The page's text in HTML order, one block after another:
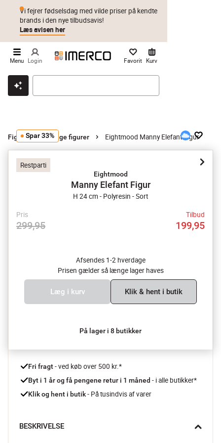
Klik & hent Byt i 1 år Prismatch
Vi fejrer fødselsdag med vilde priser på kendte
brands i den nye tilbudsavis!
Læs avisen her
Menu Login Favorit Kurv
Figurer Øvrige figurer Eightmood Manny Elefant Figur
Restparti
Spar 33%
Eightmood
Manny Elefant Figur
H 24 cm - Polyresin - Sort
Pris
299,95
Tilbud
199,95
Afsendes 1-2 hverdage
Prisen gælder så længe lager haves
Læg i kurv Klik & hent i butik
På lager i 8 butikker
Fri fragt - ved køb over 500 kr.*
Byt i 1 år og få pengene retur i 1 måned - i alle butikker*
Klik og hent i butik - På tusindvis af varer
BESKRIVELSE